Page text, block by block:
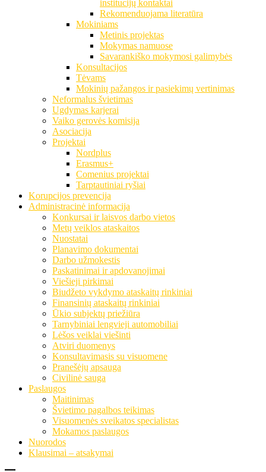
institucijų kontaktai
Rekomenduojama literatūra
Mokiniams
Metinis projektas
Mokymas namuose
Savarankiško mokymosi galimybės
Konsultacijos
Tėvams
Mokinių pažangos ir pasiekimų vertinimas
Neformalus švietimas
Ugdymas karjerai
Vaiko gerovės komisija
Asociacija
Projektai
Nordplus
Erasmus+
Comenius projektai
Tarptautiniai ryšiai
Korupcijos prevencija
Administracinė informacija
Konkursai ir laisvos darbo vietos
Metų veiklos ataskaitos
Nuostatai
Planavimo dokumentai
Darbo užmokestis
Paskatinimai ir apdovanojimai
Viešieji pirkimai
Biudžeto vykdymo ataskaitų rinkiniai
Finansinių ataskaitų rinkiniai
Ūkio subjektų priežiūra
Tarnybiniai lengvieji automobiliai
Lėšos veiklai viešinti
Atviri duomenys
Konsultavimasis su visuomene
Pranešėjų apsauga
Civilinė sauga
Paslaugos
Maitinimas
Švietimo pagalbos teikimas
Visuomenės sveikatos specialistas
Mokamos paslaugos
Nuorodos
Klausimai – atsakymai